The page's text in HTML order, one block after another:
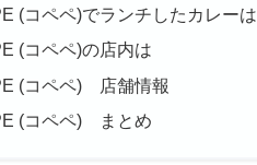
(コペペ)でランチしたカレーは
(コペペ)の店内は
(コペペ) 店舗情報
(コペペ) まとめ